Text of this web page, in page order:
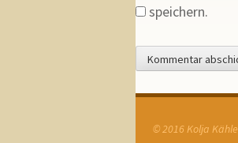
speichern.
© 2016 Kolja